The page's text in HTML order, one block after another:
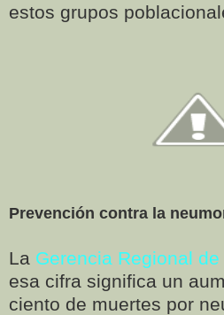
estos grupos
Prevención contra la
La Gerencia Regional de
esa cifra significa un
ciento de muertes por